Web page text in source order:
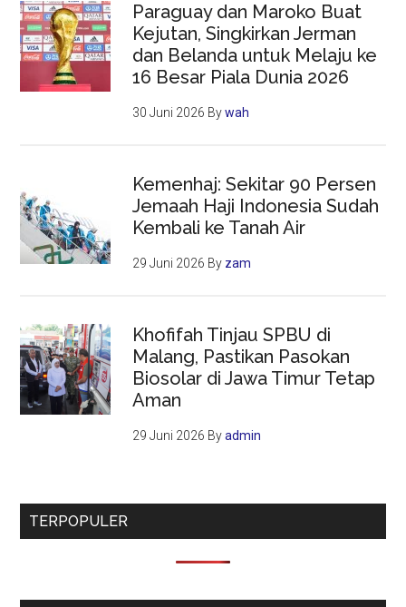
Paraguay dan Maroko Buat
Kejutan, Singkirkan Jerman
dan Belanda untuk Melaju ke
16 Besar Piala Dunia 2026
30 Juni 2026 Bywah
Kemenhaj: Sekitar 90 Persen
Jemaah Haji Indonesia Sudah
Kembali ke Tanah Air
29 Juni 2026 By zam
Khofifah Tinjau SPBU di
Malang, Pastikan Pasokan
Biosolar di Jawa Timur Tetap
Aman
29 Juni 2026 Byadmin
TERPOPULER